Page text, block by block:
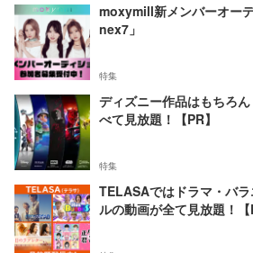
moxymill新メンバーオー
nex7」
特集
ディズニー作品はもちろ
べて見放題！【PR】
特集
TELASAではドラマ・バ
ルの動画が全て見放題！【